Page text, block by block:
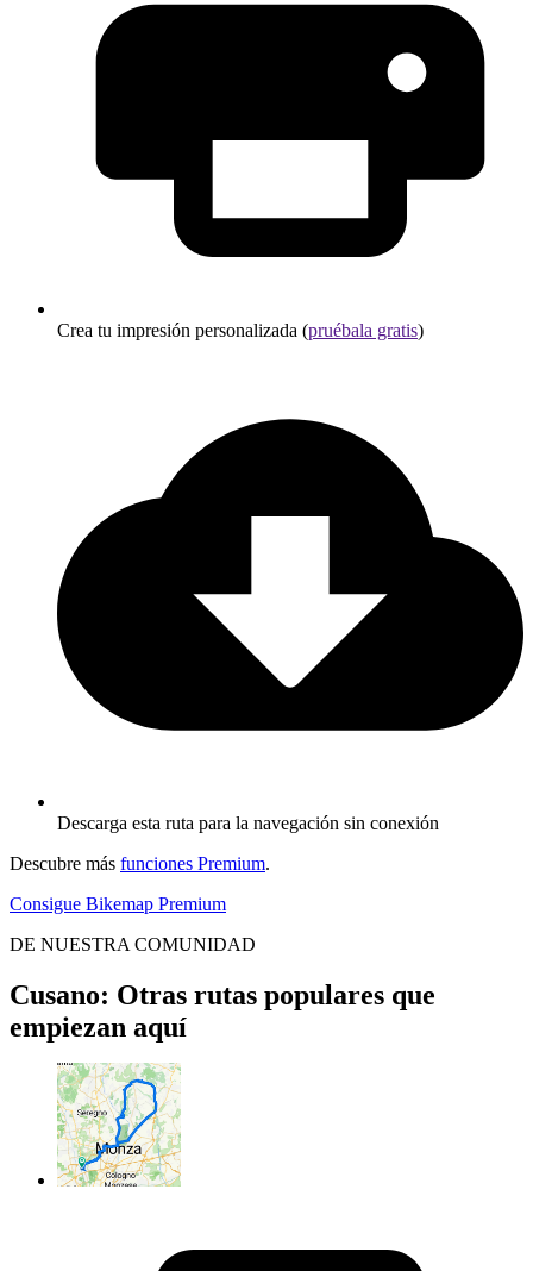
Crea tu impresión personalizada (pruébala gratis)
Descarga esta ruta para la navegación sin conexión
Descubre más funciones Premium.
Consigue Bikemap Premium
DE NUESTRA COMUNIDAD
Cusano: Otras rutas populares que
empiezan aquí